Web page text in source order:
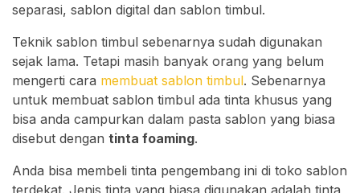
separasi, sablon digital dan sablon timbul.
Teknik sablon timbul sebenarnya sudah digunakan
sejak lama. Tetapi masih banyak orang yang belum
mengerti cara membuat sablon timbul. Sebenarnya
untuk membuat sablon timbul ada tinta khusus yang
bisa anda campurkan dalam pasta sablon yang biasa
disebut dengan tinta foaming.
Anda bisa membeli tinta pengembang ini di toko sablon